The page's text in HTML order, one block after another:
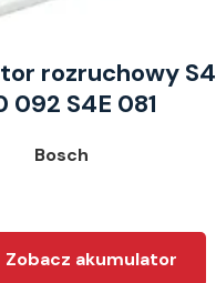
rozruchowy S4
092 S4E 081
Bosch
Zobacz akumulator